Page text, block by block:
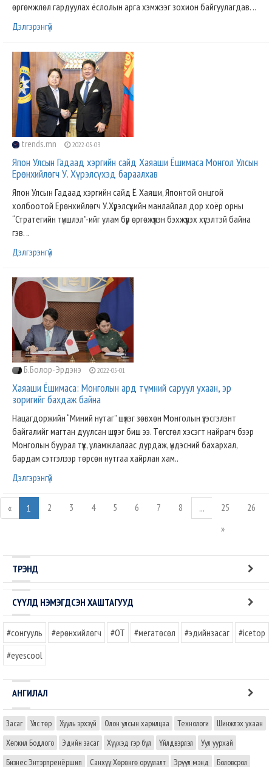
өргөмжлөл гардуулах ёслолын арга хэмжээг зохион байгуулагдав. ..
Дэлгэрэнгүй
trends.mn 2022-05-03
Япон Улсын Гадаад хэргийн сайд Хаяаши Ёшимаса Монгол Улсын
Ерөнхийлөгч У. Хүрэлсүхэд бараалхав
Япон Улсын Гадаад хэргийн сайд Ё. Хаяши, Японтой онцгой
холбоотой Ерөнхийлөгч У.Хүрэлсүхийн манлайлал дор хоёр орны
“Стратегийн түншлэл”-ийг улам бүр өргөжүүлэн бэхжүүлэх хүсэлтэй байна
гэв. ..
Дэлгэрэнгүй
Б.Болор-Эрдэнэ 2022-05-01
Хаяаши Ёшимаса: Монголын ард түмний саруул ухаан, эр
зоригийг бахдаж байна
Нацагдоржийн “Миний нутаг” шүлэг зөвхөн Монголын үзэсгэлэнт
байгалийг магтан дуулсан шүлэг биш ээ. Төгсгөл хэсэгт найрагч бээр
Монголын буурал түүх, уламжлалаас дурдаж, үндэсний бахархал,
бардам сэтгэлээр төрсөн нутгаа хайрлан хам..
Дэлгэрэнгүй
« 1 2 3 4 5 6 7 8 ... 25
26
»
ТРЭНД
СҮҮЛД НЭМЭГДСЭН ХАШТАГУУД
#сонгууль #ерөнхийлөгч #OT #мегатөсөл #эдийнзасаг
#icetop
#eyescool
АНГИЛАЛ
Засаг Улс төр Хууль эрхзүй Олон улсын харилцаа Технологи
Шинжлэх ухаан
Хөгжил Бодлого
Эдийн засаг Хүүхэд гэр бүл Үйлдвэрлэл
Уул уурхай
Бизнес Энтэрпренёршип
Санхүү Хөрөнгө оруулалт Эрүүл мэнд Боловсрол